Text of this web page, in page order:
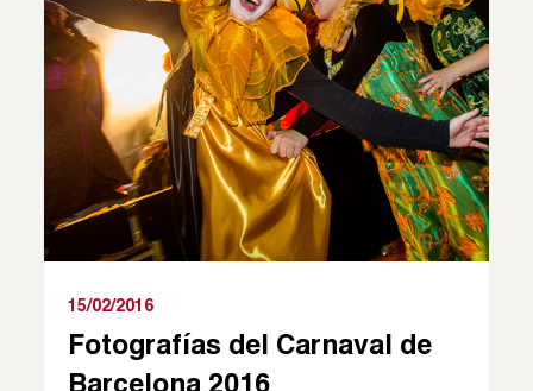
15/02/2016
Fotografías del Carnaval de
Barcelona 2016